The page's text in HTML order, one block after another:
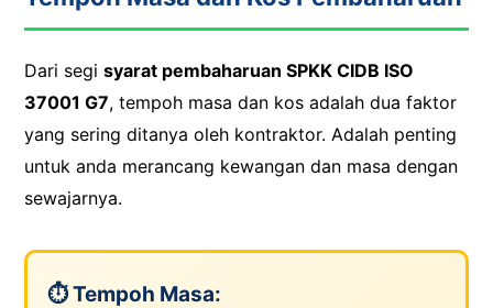
Dari segi syarat pembaharuan SPKK CIDB ISO
37001 G7, tempoh masa dan kos adalah dua faktor
yang sering ditanya oleh kontraktor. Adalah penting
untuk anda merancang kewangan dan masa dengan
sewajarnya.
⏱️ Tempoh Masa: